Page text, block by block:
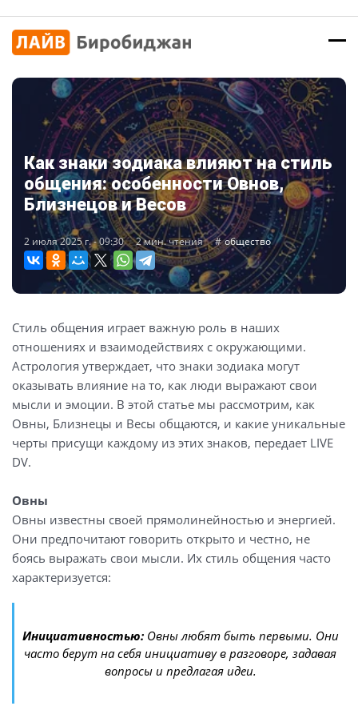
Как знаки зодиака влияют на стиль
общения: особенности Овнов,
Близнецов и Весов
2 июля 2025 г. - 09:30 2 мин. чтения общество
Стиль общения играет важную роль в наших
отношениях и взаимодействиях с окружающими.
Астрология утверждает, что знаки зодиака могут
оказывать влияние на то, как люди выражают свои
мысли и эмоции. В этой статье мы рассмотрим, как
Овны, Близнецы и Весы общаются, и какие уникальные
черты присущи каждому из этих знаков, передает LIVE
DV.
Овны
Овны известны своей прямолинейностью и энергией.
Они предпочитают говорить открыто и честно, не
боясь выражать свои мысли. Их стиль общения часто
характеризуется:
Инициативностью:Овны любят быть первыми. Они
часто берут на себя инициативу в разговоре, задавая
вопросы и предлагая идеи.